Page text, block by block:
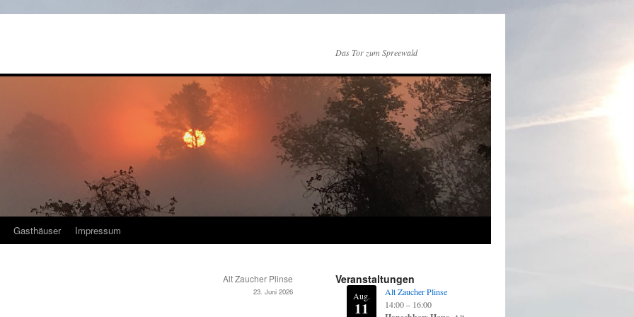
Das Tor zum Spreewald
Gasthäuser Impressum
Alt Zaucher Plinse
23. Juni 2026
Veranstaltungen
Aug.
11
Alt Zaucher Plinse
14:00 – 16:00